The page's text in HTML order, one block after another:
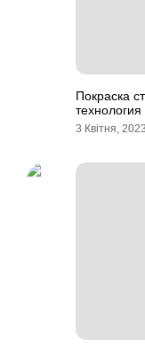
Покраска
3 Квітня, 2023